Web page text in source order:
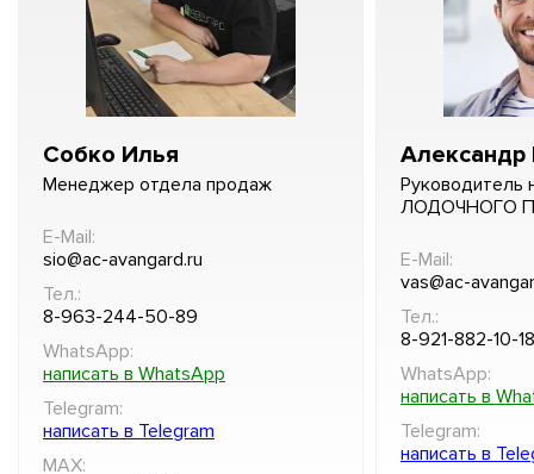
Собко Илья
Менеджер отдела продаж
E-Mail:
sio@ac-avangard.ru
Тел.:
8-963-244-50-89
WhatsApp:
написать в WhatsApp
Telegram:
написать в Telegram
MAX:
Александр
Руководитель
ЛОДОЧНОГО
E-Mail:
vas@ac-
Тел.:
8-921-882-10-18
WhatsApp:
написать в
Telegram:
написать в